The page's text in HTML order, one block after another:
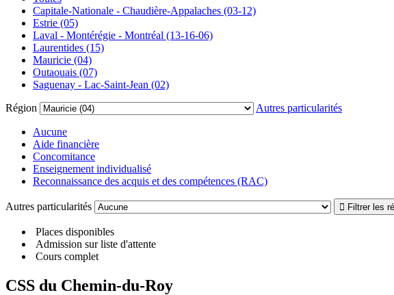
Capitale-Nationale - Chaudière-Appalaches (03-12)
Estrie (05)
Laval - Montérégie - Montréal (13-16-06)
Laurentides (15)
Mauricie (04)
Outaouais (07)
Saguenay - Lac-Saint-Jean (02)
Région
Autres particularités
Aucune
Aide financière
Concomitance
Enseignement individualisé
Reconnaissance des acquis et des compétences (RAC)
Autres particularités
Places disponibles
Admission sur liste d'attente
Cours complet
CSS du Chemin-du-Roy